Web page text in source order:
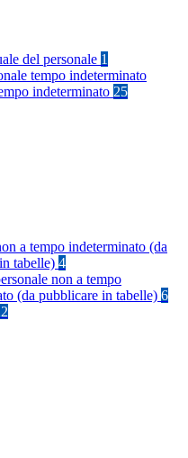
del personale 1
tempo indeterminato
indeterminato 25
a tempo indeterminato (da
tabelle) 4
non a tempo
(da pubblicare in tabelle) 6